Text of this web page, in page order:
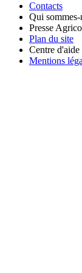
Contacts
Qui sommes-
Presse
Plan du site
Centre d'aide
Mentions